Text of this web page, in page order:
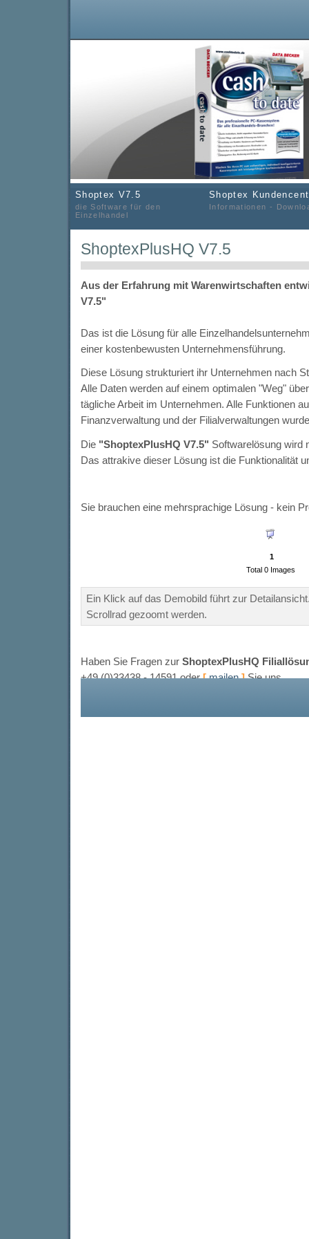
Shoptex V7.5
die Software für den
Einzelhandel
Shoptex
Informationen -
ShoptexPlusHQ V7.5
Aus der Erfahrung mit Warenwirtschaften
V7.5"
Das ist die Lösung für alle
einer kostenbewusten Unternehmensführung.
Diese Lösung strukturiert ihr Unternehmen nach
Alle Daten werden auf einem optimalen "Weg"
tägliche Arbeit im Unternehmen. Alle Funktionen
Finanzverwaltung und der Filialverwaltungen
Die "ShoptexPlusHQ V7.5" Softwarelösung wird
Das attrakive dieser Lösung ist die Funktionalität
Sie brauchen eine mehrsprachige Lösung - kein
1
Total 0 Images
Ein Klick auf das Demobild führt zur
Scrollrad gezoomt werden.
Haben Sie Fragen zur ShoptexPlusHQ
+49 (0)33438 - 14591 oder[ mailen ]Sie uns.